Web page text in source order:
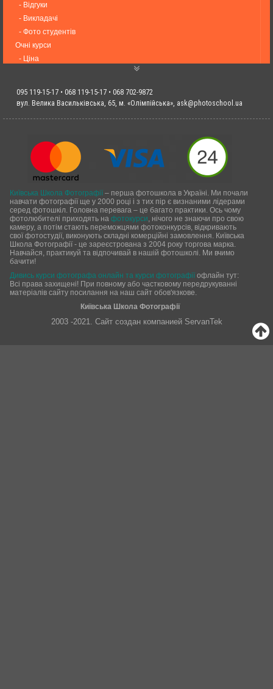
- Відгуки
- Викладачі
- Фото студентів
Очні курси
- Ціна
Події
- Оренда Студій
- Контакти
095 119-15-17 • 068 119-15-17 • 068 702-9872
вул. Велика Васильківська, 65, м. «Олімпійська», ask@photoschool.ua
Київська Школа Фотографії– перша фотошкола в Україні. Ми почали
навчати фотографії ще у 2000 році і з тих пір є визнаними лідерами
серед фотошкіл. Головна перевага – це багато практики. Ось чому
фотолюбителі приходять на фотокурси , нічого не знаючи про свою
камеру, а потім стають переможцями фотоконкурсів, відкривають
свої фотостудії, виконують складні комерційні замовлення. Київська
Школа Фотографії - це зареєстрована з 2004 року торгова марка.
Навчайся, практикуй та відпочивай в нашій фотошколі. Ми вчимо
бачити!
Дивись курси фотографа онлайн та курси фотографіїофлайн тут:
Всі права захищені! При повному або частковому передрукуванні
матеріалів сайту посилання на наш сайт обов'язкове.
Київська Школа Фотографії
2003 -2021. Сайт создан компанией ServanTek